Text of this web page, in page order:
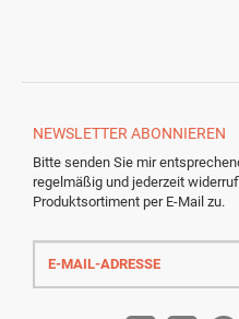
NEWSLETTER ABONNIEREN
Bitte senden Sie mir
regelmäßig und jederzeit
Produktsortiment per E-Mail zu.
E-
Mail-